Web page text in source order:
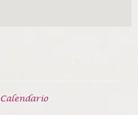
Calendarío